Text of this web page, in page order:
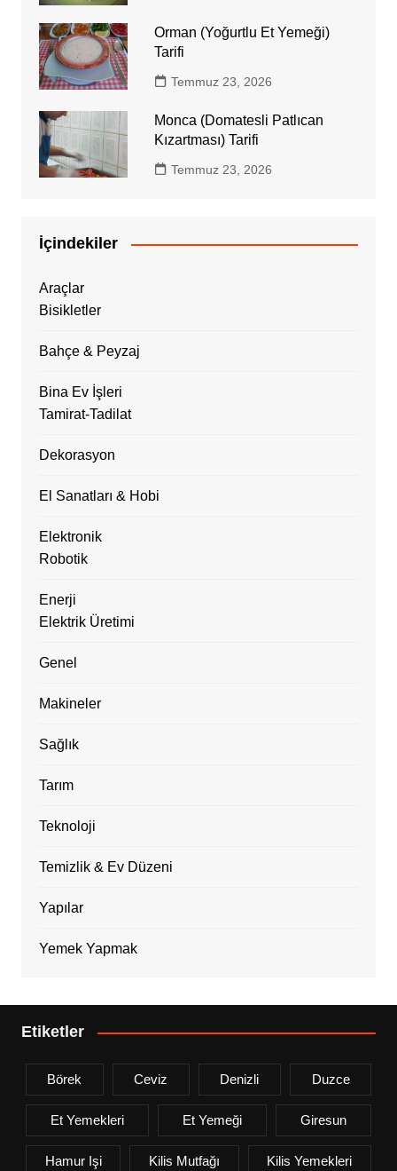
Orman (Yoğurtlu Et Yemeği)
Tarifi
Temmuz 23, 2026
Monca (Domatesli Patlıcan
Kızartması) Tarifi
Temmuz 23, 2026
İçindekiler
Araçlar
Bisikletler
Bahçe & Peyzaj
Bina Ev İşleri
Tamirat-Tadilat
Dekorasyon
El Sanatları & Hobi
Elektronik
Robotik
Enerji
Elektrik Üretimi
Genel
Makineler
Sağlık
Tarım
Teknoloji
Temizlik & Ev Düzeni
Yapılar
Yemek Yapmak
Etiketler
Börek Ceviz Denizli Duzce
Et Yemekleri Et Yemeği Giresun
Hamur Işi Kilis Mutfağı Kilis Yemekleri